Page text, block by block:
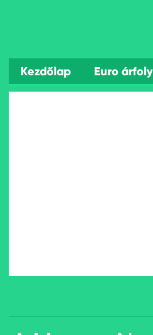
Kezdőlap Euro